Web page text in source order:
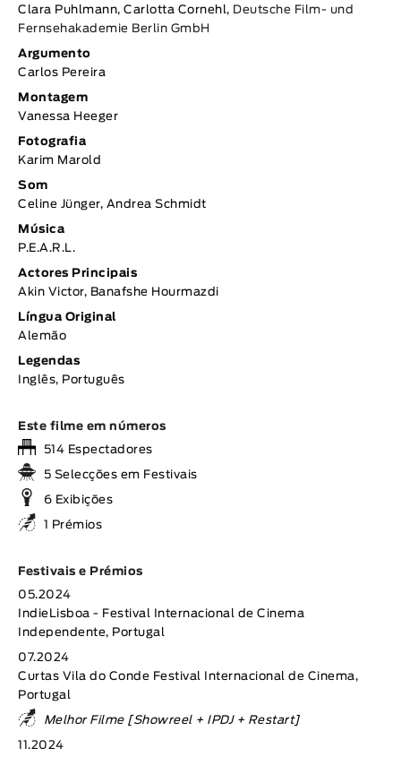
Clara Puhlmann, Carlotta Cornehl, Deutsche Film- und
Fernsehakademie Berlin GmbH
Argumento
Carlos Pereira
Montagem
Vanessa Heeger
Fotografia
Karim Marold
Som
Celine Jünger, Andrea Schmidt
Música
P.E.A.R.L.
Actores Principais
Akin Victor, Banafshe Hourmazdi
Língua Original
Alemão
Legendas
Inglês, Português
Este filme em números
514 Espectadores
5 Selecções em Festivais
6 Exibições
1 Prémios
Festivais e Prémios
05.2024
IndieLisboa - Festival Internacional de Cinema
Independente, Portugal
07.2024
Curtas Vila do Conde Festival Internacional de Cinema,
Portugal
Melhor Filme [Showreel + IPDJ + Restart]
11.2024